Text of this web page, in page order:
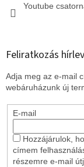
Youtube
Feliratkozás
Adja meg az e-mail
webáruházunk új
E-mail
Hozzájárulok,
címem
részemre e-mail